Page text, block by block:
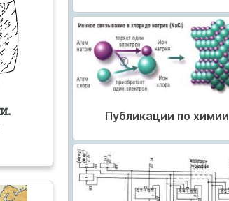
Публикации по химии